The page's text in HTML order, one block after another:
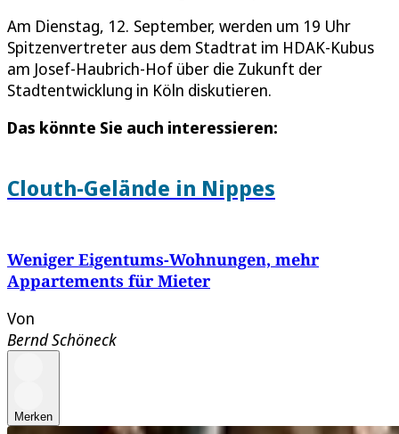
Am Dienstag, 12. September, werden um 19 Uhr
Spitzenvertreter aus dem Stadtrat im HDAK-Kubus
am Josef-Haubrich-Hof über die Zukunft der
Stadtentwicklung in Köln diskutieren.
Das könnte Sie auch interessieren:
Clouth-Gelände in Nippes
Weniger Eigentums-Wohnungen, mehr
Appartements für Mieter
Von
Bernd Schöneck
Merken